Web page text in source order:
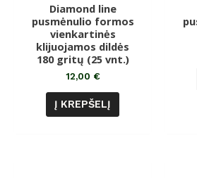
Įvertinimas:
0
iš
5
Diamond line
pusmėnulio formos
vienkartinės
klijuojamos dildės
180 gritų (25 vnt.)
12,00 €
Į KREPŠELĮ